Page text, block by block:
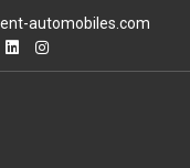
automobiles.com